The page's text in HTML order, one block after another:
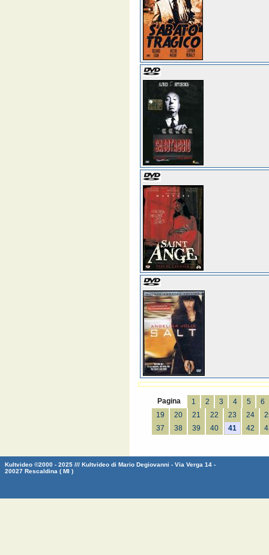
Pagina 1 2 3 4 5
6
19
20 21 22 23 24
37
38 39 40 41 42
Kultvideo ©2000 - 2025 /// Kultvideo di Mario Degiovanni - Via Verga 14 -
20027 Rescaldina ( MI )